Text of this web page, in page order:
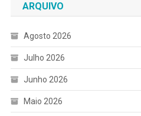
ARQUIVO
Agosto 2026
Julho 2026
Junho 2026
Maio 2026